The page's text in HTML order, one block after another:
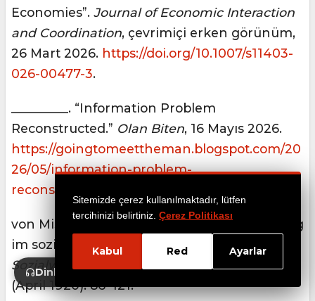
Sitemizde çerez kullanılmaktadır, lütfen
tercihinizi belirtiniz. Çerez Politikası
Kabul Red Ayarlar
Economies”. Journal of Economic Interaction
and Coordination, çevrimiçi erken görünüm,
26 Mart 2026. https://doi.org/10.1007/s11403-
026-00477-3.
_________. “Information Problem
Reconstructed.” Olan Biten, 16 Mayıs 2026.
https://goingtomeettheman.blogspot.com/20
26/05/information-problem-
reconstructed.html
von Mises, Ludwig. “Die Wirtschaftsrechnung
im sozialistischen Gemeinwesen.”Archiv für
Sozialwissenschaft und Sozialpolitik
47, no. 1
(April 1920): 86–121.
Dinle